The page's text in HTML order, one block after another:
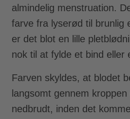
almindelig menstruation.
farve fra lyserød til brunlig
er det blot en lille
nok til at fylde et bind eller
Farven skyldes, at blodet
langsomt gennem
nedbrudt, inden det